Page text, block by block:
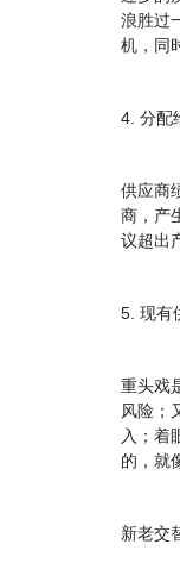
浪胜过
机，同
4. 分配
供应商
商，产
议超出
5. 现有
重头戏
风险；
入；着
的，就
新老交